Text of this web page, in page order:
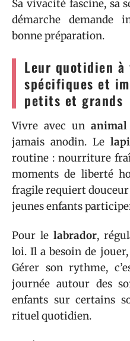
Sa vivacité fascine, sa
démarche demande
bonne préparation.
Leur quotidien à
spécifiques et
petits et grands
Vivre avec un animal
jamais anodin. Le
routine : nourriture
moments de liberté
fragile requiert
jeunes enfants
Pour le labrador,
loi. Il a besoin de
Gérer son rythme,
journée autour des
enfants sur certains
rituel quotidien.